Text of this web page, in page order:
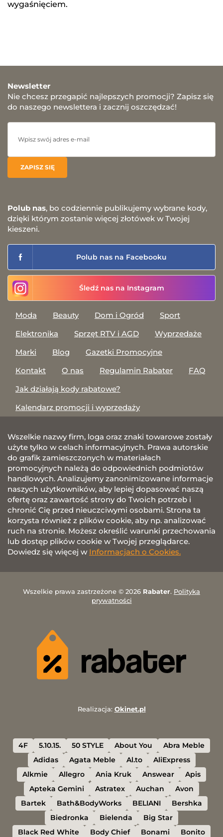
wygaśnięciem.
Newsletter
Nie chcesz przegapić najlepszych promocji? Zapisz się
do naszego newslettera i zacznij oszczędzać!
Polub nas, bo codziennie publikujemy wybrane kody,
dzięki którym zostanie więcej złotówek w Twojej
kieszeni.
Polub nas na Facebooku
Śledź nas na Instagram
Moda Beauty Dom i Ogród
Sport
Elektronika
Sprzęt RTV i AGD
Wyprzedaże
Marki
Blog
Gazetki Promocyjne
Kontakt
O nas Regulamin Rabater
FAQ
Jak działają kody rabatowe?
Kalendarz promocji i wyprzedaży
Wszelkie nazwy firm, loga oraz znaki towarowe zostały
użyte tylko w celach informacyjnych. Prawa autorskie
do grafik zamieszczonych w materiałach
promocyjnych należą do odpowiednich podmiotów
handlowych. Analizujemy zanonimizowane informacje
naszych użytkowników, aby lepiej dopasować naszą
ofertę oraz zawartość strony do Twoich potrzeb i
chronić Cię przed nieuczciwymi osobami. Strona ta
korzysta również z plików cookie, aby np. analizować
ruch na stronie. Możesz określić warunki przechowania
lub dostęp plików cookie w Twojej przeglądarce.
Dowiedz się więcej w Informacjach o Cookies.
Wszelkie prawa zastrzeżone © 2026 Rabater. Polityka
prywatności
Realizacja: Okinet.pl
4F 5.10.15. 50 STYLE About You
Abra Meble
Adidas
Agata Meble Al.to
AliExpress
Alkmie
Allegro Ania Kruk Answear
Apis
Apteka Gemini
Astratex Auchan
Avon
Bartek
Bath&BodyWorks BELIANI
Bershka
Biedronka
Bielenda
Big Star
Black Red White
Body Chief Bonami Bonito